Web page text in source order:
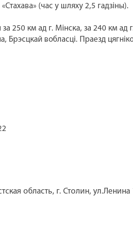
(час у шляху 2,5 гадзіны).
250 км ад г. Мінска, за 240 км ад
Брэсцкай вобласці. Праезд
область, г. Столин,